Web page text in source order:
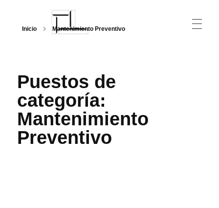
Inicio Mantenimiento Preventivo
Puestos de
categoría:
Mantenimiento
Preventivo